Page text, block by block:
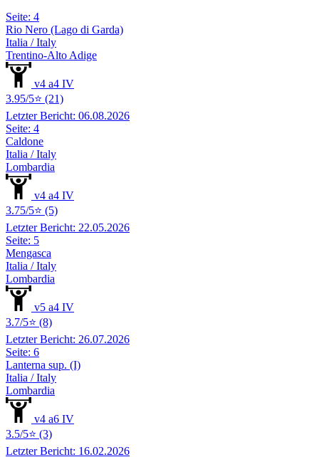
Seite: 4
Rio Nero (Lago di Garda)
Italia / Italy
Trentino-Alto Adige
v4 a4 IV
3.95/5⭐ (21)
Letzter Bericht: 06.08.2026
Seite: 4
Caldone
Italia / Italy
Lombardia
v4 a4 IV
3.75/5⭐ (5)
Letzter Bericht: 22.05.2026
Seite: 5
Mengasca
Italia / Italy
Lombardia
v5 a4 IV
3.7/5⭐ (8)
Letzter Bericht: 26.07.2026
Seite: 6
Lanterna sup. (I)
Italia / Italy
Lombardia
v4 a6 IV
3.5/5⭐ (3)
Letzter Bericht: 16.02.2026